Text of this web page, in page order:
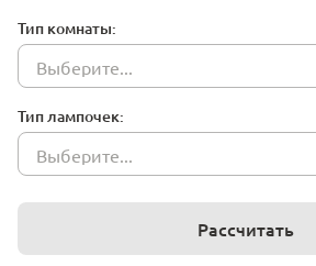
Тип комнаты:
Тип лампочек:
Рассчитать